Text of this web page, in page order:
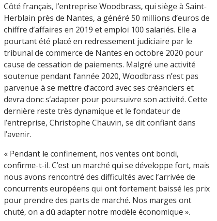
Côté français, l’entreprise Woodbrass, qui siège à Saint-
Herblain près de Nantes, a généré 50 millions d’euros de
chiffre d’affaires en 2019 et emploi 100 salariés. Elle a
pourtant été placé en redressement judiciaire par le
tribunal de commerce de Nantes en octobre 2020 pour
cause de cessation de paiements. Malgré une activité
soutenue pendant l’année 2020, Woodbrass n’est pas
parvenue à se mettre d’accord avec ses créanciers et
devra donc s’adapter pour poursuivre son activité. Cette
dernière reste très dynamique et le fondateur de
l’entreprise, Christophe Chauvin, se dit confiant dans
l’avenir.
« Pendant le confinement, nos ventes ont bondi,
confirme-t-il. C’est un marché qui se développe fort, mais
nous avons rencontré des difficultés avec l’arrivée de
concurrents européens qui ont fortement baissé les prix
pour prendre des parts de marché. Nos marges ont
chuté, on a dû adapter notre modèle économique ».